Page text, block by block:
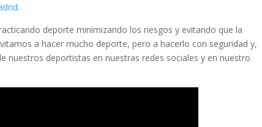
.
deporte minimizando los riesgos y evitando que la
a hacer mucho deporte, pero a hacerlo con seguridad y,
nuestros deportistas en nuestras redes sociales y en nuestro